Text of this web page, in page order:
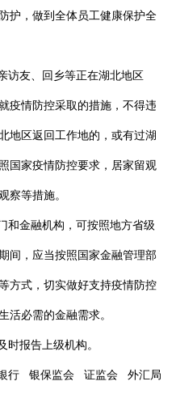
护，做到全体员工健康保护全
访友、回乡等正在湖北地区
疫情防控采取的措施，不得违
地区返回工作地的，或有过湖
国家疫情防控要求，居家留观
察等措施。
和金融机构，可按照地方省级
间，应当按照国家金融管理部
方式，切实做好支持疫情防控
活必需的金融需求。
时报告上级机构。
行 银保监会 证监会 外汇局